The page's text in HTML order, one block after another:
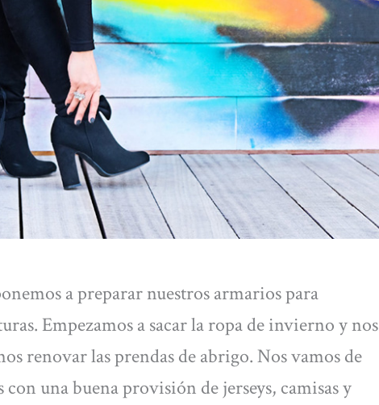
a preparar nuestros armarios para
Empezamos a sacar la ropa de invierno y nos
renovar las prendas de abrigo. Nos vamos de
con una buena provisión de jerseys, camisas y